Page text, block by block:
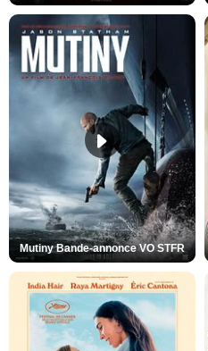
Mutiny Bande-annonce VO STFR